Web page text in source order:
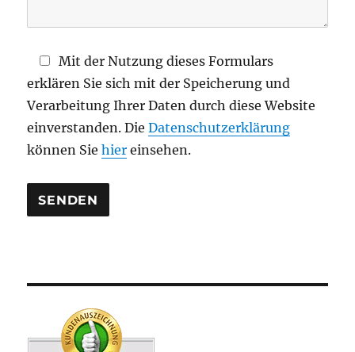
l
e
e
r
Mit der Nutzung dieses Formulars
erklären Sie sich mit der Speicherung und
Verarbeitung Ihrer Daten durch diese Website
einverstanden. DieDatenschutzerklärung
können Siehier einsehen.